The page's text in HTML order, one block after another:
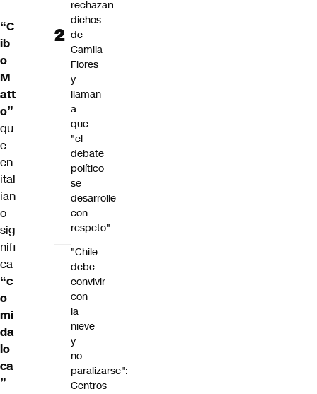
“C
ib
o
M
att
o”
qu
e
en
ital
ian
o
sig
nifi
ca
“c
o
mi
da
lo
ca
”
rechazan
dichos
de
Camila
Flores
y
llaman
a
que
"el
debate
político
se
desarrolle
con
respeto"
"Chile
debe
convivir
con
la
nieve
y
no
paralizarse":
Centros